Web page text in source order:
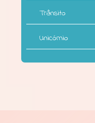
Trânsito
Unicórnio